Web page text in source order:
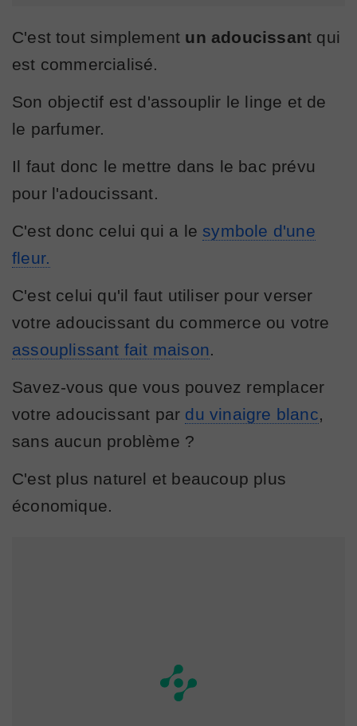
C'est tout simplement un adoucissant qui
est commercialisé.
Son objectif est d'assouplir le linge et de
le parfumer.
Il faut donc le mettre dans le bac prévu
pour l'adoucissant.
C'est donc celui qui a le symbole d'une
fleur.
C'est celui qu'il faut utiliser pour verser
votre adoucissant du commerce ou votre
assouplissant fait maison.
Savez-vous que vous pouvez remplacer
votre adoucissant par du vinaigre blanc,
sans aucun problème ?
C'est plus naturel et beaucoup plus
économique.